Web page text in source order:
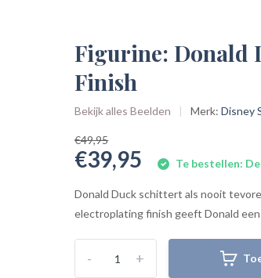
Figurine: Donald
Finish
Bekijk alles Beelden Merk:Disney
€49,95
€39,95 Te bestellen:
Donald Duck schittert als nooit
electroplating finish geeft Donald
+
-